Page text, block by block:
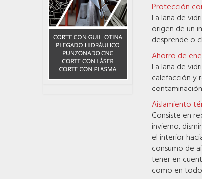
Protección
La lana de
origen de un
desprende o
Ahorro de
La lana de
calefacción y
Aislamiento
Consiste en
invierno,
el interior
consumo de
tener en
como en